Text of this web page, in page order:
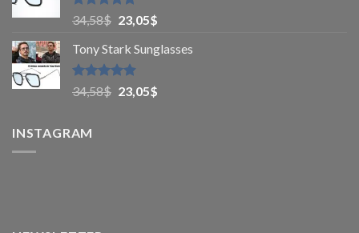
Rated4.83
out of 5
34,58$ 23,05$
Tony Stark Sunglasses
Rated4.9
out of 5
34,58$ 23,05$
INSTAGRAM